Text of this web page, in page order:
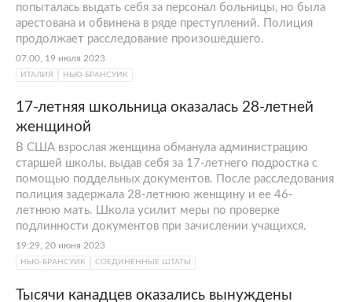
попыталась выдать себя за персонал больницы, но была
арестована и обвинена в ряде преступлений. Полиция
продолжает расследование произошедшего.
07:00, 19 июля 2023
ИТАЛИЯ НЬЮ-БРАНСУИК
17-летняя школьница оказалась 28-летней
женщиной
В США взрослая женщина обманула администрацию
старшей школы, выдав себя за 17-летнего подростка с
помощью поддельных документов. После расследования
полиция задержала 28-летнюю женщину и ее 46-
летнюю мать. Школа усилит меры по проверке
подлинности документов при зачислении учащихся.
19:29, 20 июня 2023
НЬЮ-БРАНСУИК СОЕДИНЕННЫЕ ШТАТЫ
Тысячи канадцев оказались вынуждены